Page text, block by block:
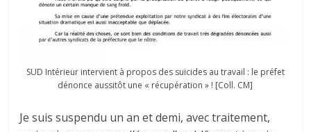
SUD Intérieur intervient à propos des suicides au travail : le préfet
dénonce aussitôt une « récupération » ! [Coll. CM]
Je suis suspendu un an et demi, avec traitement,